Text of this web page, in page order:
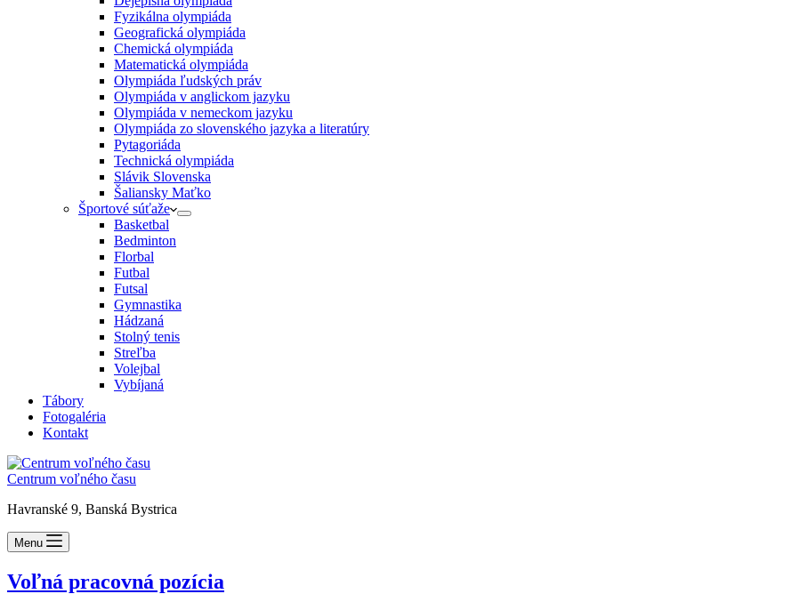
Fyzikálna olympiáda
Geografická olympiáda
Chemická olympiáda
Matematická olympiáda
Olympiáda ľudských práv
Olympiáda v anglickom jazyku
Olympiáda v nemeckom jazyku
Olympiáda zo slovenského jazyka a literatúry
Pytagoriáda
Technická olympiáda
Slávik Slovenska
Šaliansky Maťko
Športové súťaže
Basketbal
Bedminton
Florbal
Futbal
Futsal
Gymnastika
Hádzaná
Stolný tenis
Streľba
Volejbal
Vybíjaná
Tábory
Fotogaléria
Kontakt
Centrum voľného času
Havranské 9, Banská Bystrica
Menu
Voľná pracovná pozícia